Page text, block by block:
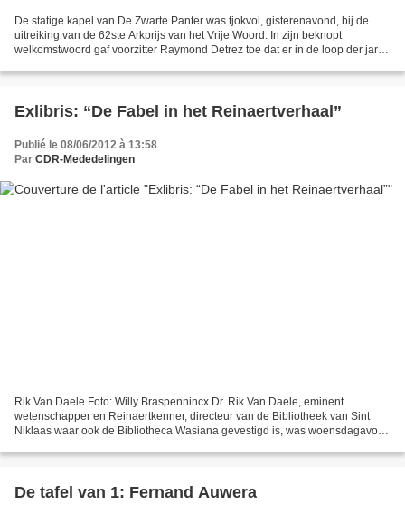
De statige kapel van De Zwarte Panter was tjokvol, gisterenavond, bij de
uitreiking van de 62ste Arkprijs van het Vrije Woord. In zijn beknopt
welkomstwoord gaf voorzitter Raymond Detrez toe dat er in de loop der jaren
Exlibris: “De Fabel in het Reinaertverhaal”
Publié le 08/06/2012 à 13:58
Par CDR-Mededelingen
Rik Van Daele Foto: Willy Braspennincx Dr. Rik Van Daele, eminent
wetenschapper en Reinaertkenner, directeur van de Bibliotheek van Sint
Niklaas waar ook de Bibliotheca Wasiana gevestigd is, was woensdagavond
De tafel van 1: Fernand Auwera